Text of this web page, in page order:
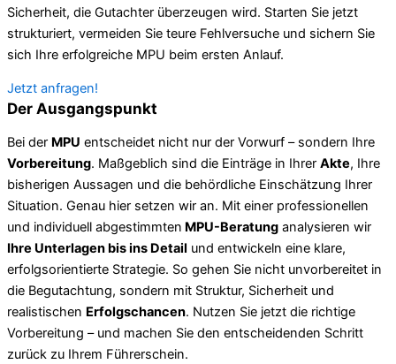
Sicherheit, die Gutachter überzeugen wird. Starten Sie jetzt
strukturiert, vermeiden Sie teure Fehlversuche und sichern Sie
sich Ihre erfolgreiche MPU beim ersten Anlauf.
Jetzt anfragen!
Der Ausgangspunkt
Bei der MPU entscheidet nicht nur der Vorwurf – sondern Ihre
Vorbereitung. Maßgeblich sind die Einträge in Ihrer Akte, Ihre
bisherigen Aussagen und die behördliche Einschätzung Ihrer
Situation. Genau hier setzen wir an. Mit einer professionellen
und individuell abgestimmten MPU-Beratung analysieren wir
Ihre Unterlagen bis ins Detail und entwickeln eine klare,
erfolgsorientierte Strategie. So gehen Sie nicht unvorbereitet in
die Begutachtung, sondern mit Struktur, Sicherheit und
realistischen Erfolgschancen. Nutzen Sie jetzt die richtige
Vorbereitung – und machen Sie den entscheidenden Schritt
zurück zu Ihrem Führerschein.